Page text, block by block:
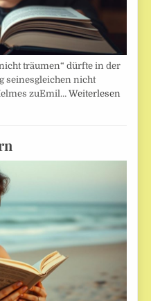
träumen“ dürfte in der
seinesgleichen nicht
zuEmil…Weiterlesen